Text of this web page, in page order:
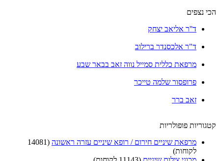
הכי נצפים
ד''ר אליאב יצחק
ד"ר אלכסנדר ברילוב
מרפאת כללית סמייל נווה זאב בבאר שבע
פרופסור שלמה טייכר
זאב ברר
קטגוריות פופולריות
מרפאת שיניים חירום / רופא שיניים עזרה ראשונה
(14081
לקוחות)